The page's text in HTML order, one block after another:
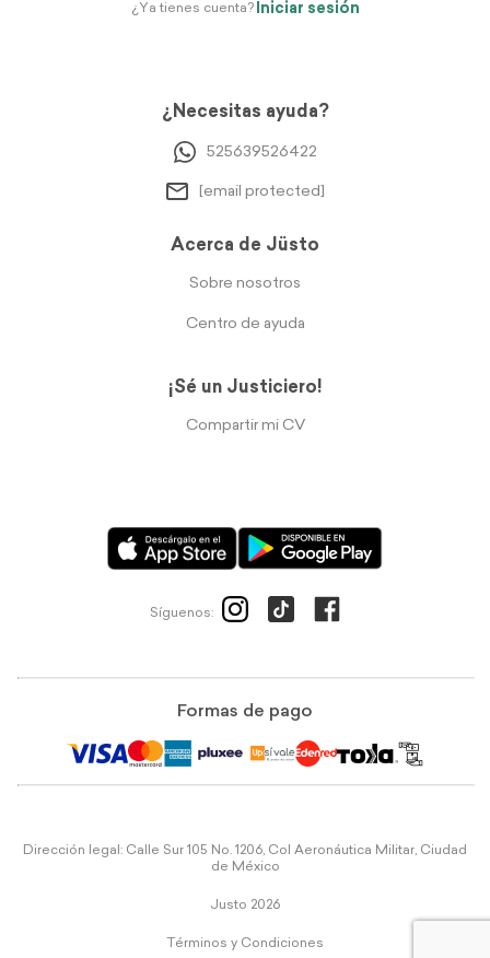
¿Ya tienes cuenta? Iniciar sesión
¿Necesitas ayuda?
525639526422
[email protected]
Acerca de Jüsto
Sobre nosotros
Centro de ayuda
¡Sé un Justiciero!
Compartir mi CV
Síguenos:
Formas de pago
Dirección legal: Calle Sur 105 No. 1206, Col Aeronáutica Militar, Ciudad
de México
Justo 2026
Términos y Condiciones